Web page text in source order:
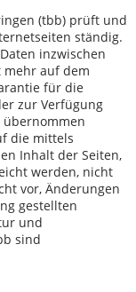
(tbb) prüft und
ständig.
inzwischen
auf dem
für die
zur Verfügung
die mittels
Inhalt der Seiten,
werden, nicht
vor, Änderungen
gestellten
und
sind